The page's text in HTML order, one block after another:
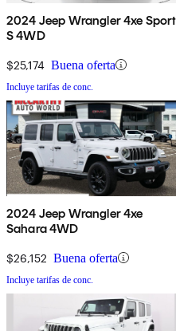
2024 Jeep Wrangler 4xe Sport
S 4WD
$25,174 Buena oferta
Incluye tarifas de conc.
2024 Jeep Wrangler 4xe
Sahara 4WD
$26,152 Buena oferta
Incluye tarifas de conc.